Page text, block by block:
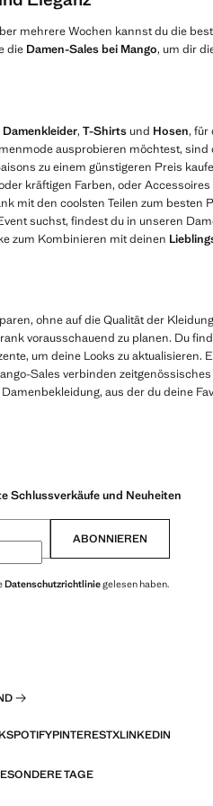
mehrere Wochen kannst du die
die Damen-Sales bei Mango, um dir
Damenkleider, T-Shirts und Hosen, für
ausprobieren möchtest, sind
zu einem günstigeren Preis
kräftigen Farben, oder Accessoires
mit den coolsten Teilen zum besten
suchst, findest du in unseren
zum Kombinieren mit deinen
ohne auf die Qualität der
vorausschauend zu planen. Du
um deine Looks zu aktualisieren.
Sales verbinden
aus der du deine
Schlussverkäufe und Neuheiten
ABONNIEREN
Datenschutzrichtliniegelesen haben.
SPOTIFYPINTERESTXLINKEDIN
TAGE